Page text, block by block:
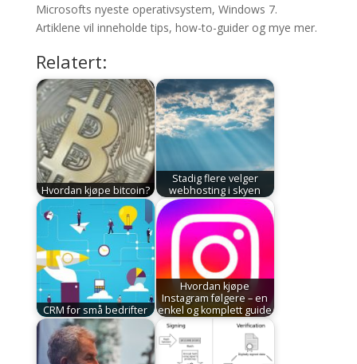
Microsofts nyeste operativsystem, Windows 7.
Artiklene vil inneholde tips, how-to-guider og mye mer.
Relatert:
Hvordan kjøpe bitcoin?
Stadig flere velger
webhosting i skyen
CRM for små bedrifter
Hvordan kjøpe
Instagram følgere – en
enkel og komplett guide